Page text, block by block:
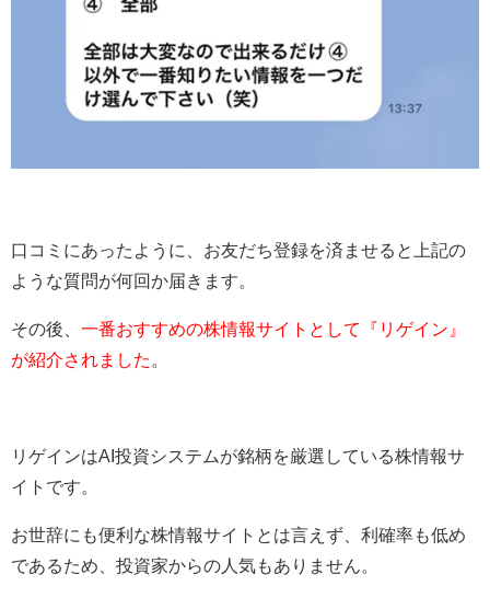
口コミにあったように、お友だち登録を済ませると上記の
ような質問が何回か届きます。
その後、 一番おすすめの株情報サイトとして『リゲイン』
が紹介されました 。
リゲインはAI投資システムが銘柄を厳選している株情報サ
イトです。
お世辞にも便利な株情報サイトとは言えず、利確率も低め
であるため、投資家からの人気もありません。